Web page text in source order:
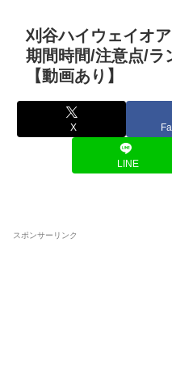
刈谷ハイウェイオ
期間時間/注意点/ラ
【動画あり】
X
LINE
スポンサーリンク